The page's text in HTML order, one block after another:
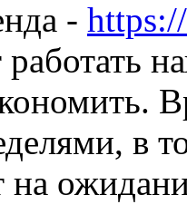
-
работать
в
на